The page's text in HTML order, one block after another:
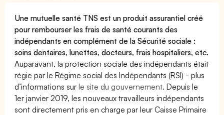
Une mutuelle santé TNS est un produit assurantiel créé
pour rembourser les frais de santé courants des
indépendants en complément de la Sécurité sociale :
soins dentaires, lunettes, docteurs, frais hospitaliers, etc.
Auparavant, la protection sociale des indépendants était
régie par le Régime social des Indépendants (RSI) - plus
d’informations surle site du gouvernement. Depuis le
1er janvier 2019, les nouveaux travailleurs indépendants
sont directement pris en charge par leur Caisse Primaire